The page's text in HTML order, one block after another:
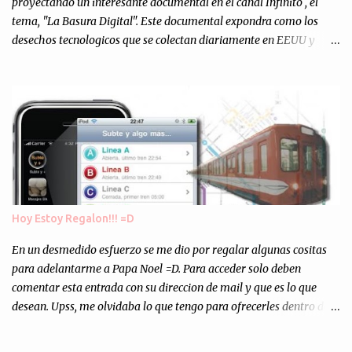
tema, "La Basura Digital". Este documental expondra como los
desechos tecnologicos que se colectan diariamente en EEUU y
Asi, todos los residuos sonincinerados produciendo lo que los
ambientalistas llaman "La Pesadilla de la Edad Cibernetica". La
transmision es el Domingo 2 de diciembre a las 21:00 hs. Me
parecio muy interesante, no creo que lo pueda ver por la hora, asi
que los comentarios los dejo en sus manos...
Hoy Estoy Regalon!!! =D
En un desmedido esfuerzo se me dio por regalar algunas cositas
para adelantarme a Papa Noel =D. Para acceder solo deben
comentar esta entrada con su direccion de mail y que es lo que
desean. Upss, me olvidaba lo que tengo para ofrecerles dentro de